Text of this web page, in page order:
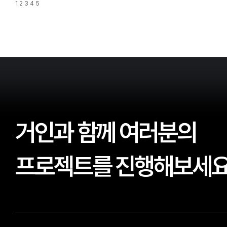
1 2 3 4 5
거인과 함께 여러분의
프로젝트를 진행해보세